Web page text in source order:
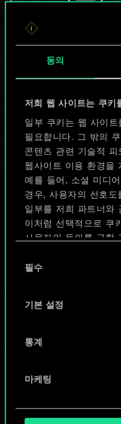
동의
저희 웹 사이트는 쿠키
일부 쿠키는 웹 사이트
필요합니다. 그 밖의
콘텐츠 관련 기술적 피
웹사이트 이용 환경을
예를 들어, 소셜 미디
경우, 사용자의 선호도
일부를 저희 파트너와
이처럼 선택적으로 쿠
사용자의 동의를 구할
쿠키 사용에 관한 세
필수
기본 설정
통계
마케팅
무
가능성
있
덱 이름 짓기